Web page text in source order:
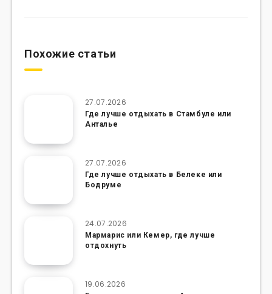
Похожие статьи
27.07.2026
Где лучше отдыхать в Стамбуле или
Анталье
27.07.2026
Где лучше отдыхать в Белеке или
Бодруме
24.07.2026
Мармарис или Кемер, где лучше
отдохнуть
19.06.2026